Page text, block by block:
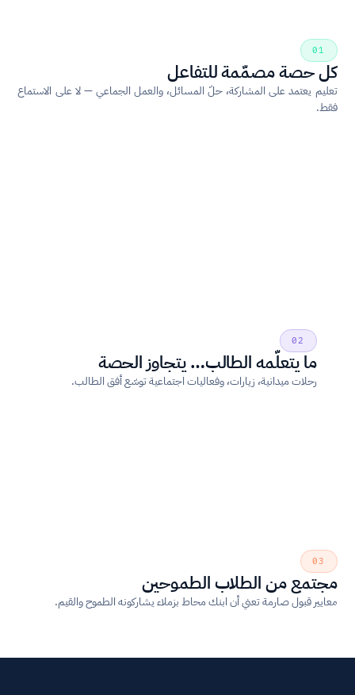
01
كل حصة مصمّمة للتفاعل
تعليم يعتمد على المشاركة، حلّ المسائل، والعمل الجماعي — لا على الاستماع
فقط.
02
ما يتعلّمه الطالب… يتجاوز الحصة
رحلات ميدانية، زيارات، وفعاليات اجتماعية توسّع أفق الطالب.
03
مجتمع من الطلاب الطموحين
معايير قبول صارمة تعني أن ابنك محاط بزملاء يشاركونه الطموح والقيم.